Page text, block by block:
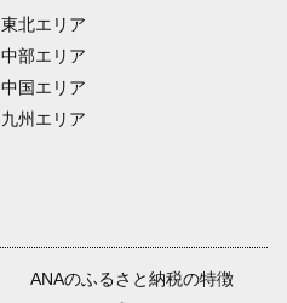
東北エリア
中部エリア
中国エリア
九州エリア
ANAのふるさと納税の特徴